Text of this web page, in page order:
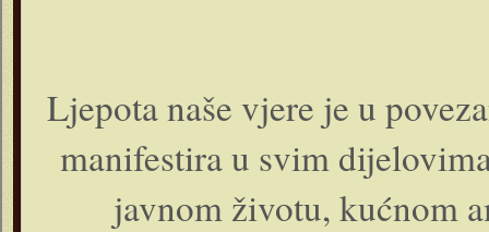
Ljepota naše vjere je u
manifestira u svim
javnom životu, kućnom